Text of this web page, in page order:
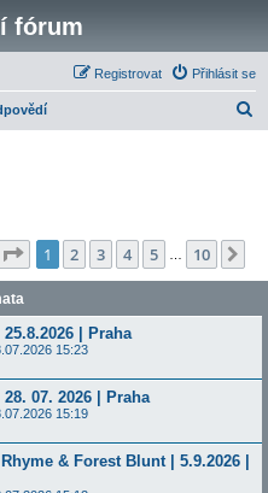
fórum
Přihlásit se
Registrovat
Stránka z 10
1 2 3 4 5 10
| Praha
15:23
07. 2026 | Praha
15:19
& Forest Blunt | 5.9.2026 |